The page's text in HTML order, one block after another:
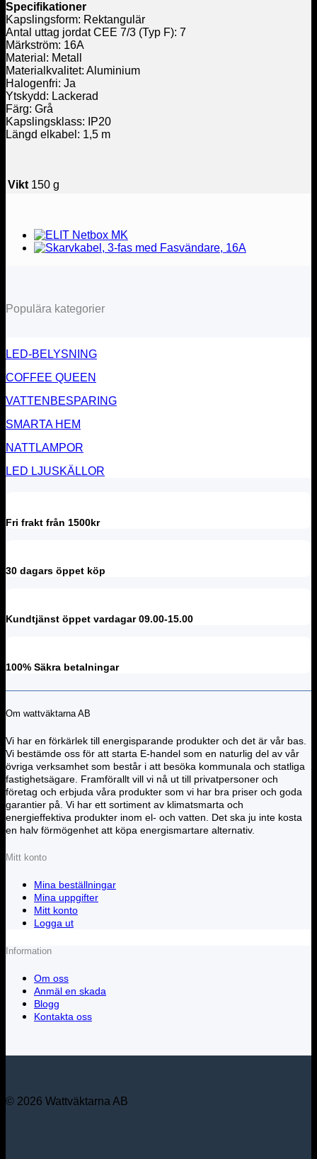
Specifikationer
Kapslingsform: Rektangulär
Antal uttag jordat CEE 7/3 (Typ F): 7
Märkström: 16A
Material: Metall
Materialkvalitet: Aluminium
Halogenfri: Ja
Ytskydd: Lackerad
Färg: Grå
Kapslingsklass: IP20
Längd elkabel: 1,5 m
Vikt 150 g
Populära kategorier
LED-BELYSNING
COFFEE QUEEN
VATTENBESPARING
SMARTA HEM
NATTLAMPOR
LED LJUSKÄLLOR
Fri frakt från 1500kr
30 dagars öppet köp
Kundtjänst öppet vardagar 09.00-15.00
100% Säkra betalningar
Om wattväktarna AB
Vi har en förkärlek till energisparande produkter och det är vår bas.
Vi bestämde oss för att starta E-handel som en naturlig del av vår
övriga verksamhet som består i att besöka kommunala och statliga
fastighetsägare. Framförallt vill vi nå ut till privatpersoner och
företag och erbjuda våra produkter som vi har bra priser och goda
garantier på. Vi har ett sortiment av klimatsmarta och
energieffektiva produkter inom el- och vatten. Det ska ju inte kosta
en halv förmögenhet att köpa energismartare alternativ.
Mitt konto
Mina beställningar
Mina uppgifter
Mitt konto
Logga ut
Information
Om oss
Anmäl en skada
Blogg
Kontakta oss
© 2026 Wattväktarna AB